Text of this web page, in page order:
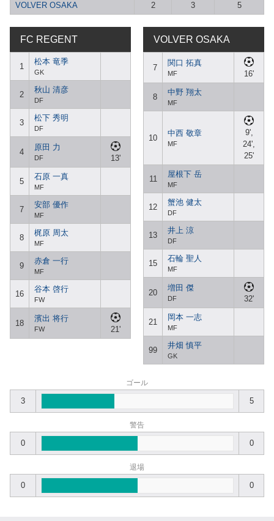
VOLVER OSAKA
2 3 5
FC REGENT
1
松本 竜季
GK
2
秋山 清彦
DF
3
松下 秀明
DF
4
原田 力
DF 13'
5
石原 一真
MF
7
安部 優作
MF
8
梶原 周太
MF
9
赤倉 一行
MF
16
谷本 啓行
FW
18
濱出 将行
FW 21'
VOLVER OSAKA
7
関口 拓真
MF 16'
8
中野 翔太
MF
10
中西 敬章
MF
9',
24',
25'
11
屋根下 岳
MF
12
蟹池 健太
DF
13
井上 涼
DF
15
石輪 聖人
MF
20
増田 傑
DF 32'
21
岡本 一志
MF
99
井畑 慎平
GK
ゴール
3 5
警告
0 0
退場
0 0